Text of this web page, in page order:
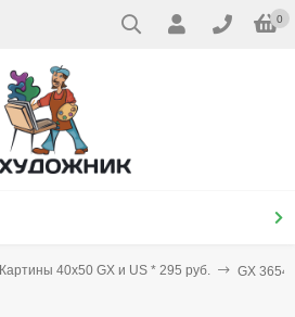
0
Картины 40х50 GX и US * 295 руб. GX 3654